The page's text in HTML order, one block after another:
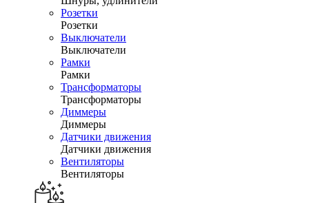
Розетки
Розетки
Выключатели
Выключатели
Рамки
Рамки
Трансформаторы
Трансформаторы
Диммеры
Диммеры
Датчики движения
Датчики движения
Вентиляторы
Вентиляторы